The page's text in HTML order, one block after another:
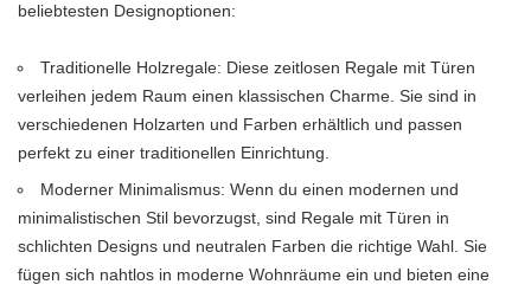
beliebtesten Designoptionen:
Traditionelle Holzregale: Diese zeitlosen Regale mit Türen
verleihen jedem Raum einen klassischen Charme. Sie sind in
verschiedenen Holzarten und Farben erhältlich und passen
perfekt zu einer traditionellen Einrichtung.
Moderner Minimalismus: Wenn du einen modernen und
minimalistischen Stil bevorzugst, sind Regale mit Türen in
schlichten Designs und neutralen Farben die richtige Wahl. Sie
fügen sich nahtlos in moderne Wohnräume ein und bieten eine